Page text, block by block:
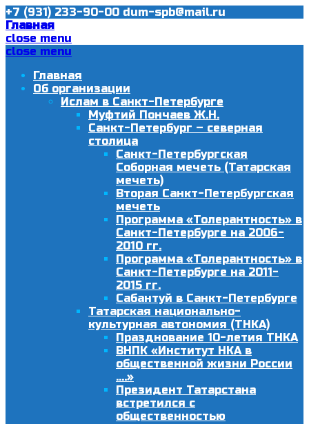
+7 (931) 233-90-00 dum-spb@mail.ru
Главная
close menu
close menu
Главная
Об организации
Ислам в Санкт-Петербурге
Муфтий Пончаев Ж.Н.
Санкт-Петербург – северная
столица
Санкт-Петербургская
Соборная мечеть (Татарская
мечеть)
Вторая Санкт-Петербургская
мечеть
Программа «Толерантность» в
Санкт-Петербурге на 2006-
2010 гг.
Программа «Толерантность» в
Санкт-Петербурге на 2011-
2015 гг.
Сабантуй в Санкт-Петербурге
Татарская национально-
культурная автономия (ТНКА)
Празднование 10-летия ТНКА
ВНПК «Институт НКА в
общественной жизни России
….»
Президент Татарстана
встретился с
общественностью